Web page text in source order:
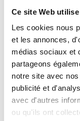
Ce site Web
Les cookies nous
et les annonces,
médias sociaux et
partageons
notre site avec
publicité et
avec d'autres
ou qu'ils ont
Qualifications et
Profil recherché :
Expérience :